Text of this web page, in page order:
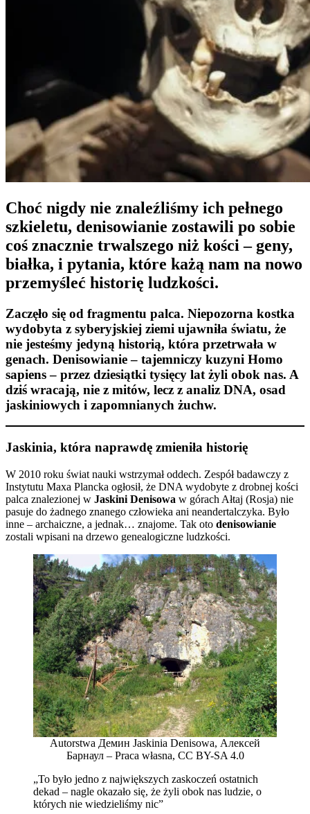
Choć nigdy nie znaleźliśmy ich pełnego
szkieletu, denisowianie zostawili po sobie
coś znacznie trwalszego niż kości – geny,
białka, i pytania, które każą nam na nowo
przemyśleć historię ludzkości.
Zaczęło się od fragmentu palca. Niepozorna kostka
wydobyta z syberyjskiej ziemi ujawniła światu, że
nie jesteśmy jedyną historią, która przetrwała w
genach. Denisowianie – tajemniczy kuzyni Homo
sapiens – przez dziesiątki tysięcy lat żyli obok nas. A
dziś wracają, nie z mitów, lecz z analiz DNA, osad
jaskiniowych i zapomnianych żuchw.
Jaskinia, która naprawdę zmieniła historię
W 2010 roku świat nauki wstrzymał oddech. Zespół badawczy z
Instytutu Maxa Plancka ogłosił, że DNA wydobyte z drobnej kości
palca znalezionej w Jaskini Denisowa w górach Ałtaj (Rosja) nie
pasuje do żadnego znanego człowieka ani neandertalczyka. Było
inne – archaiczne, a jednak… znajome. Tak oto denisowianie
zostali wpisani na drzewo genealogiczne ludzkości.
Autorstwa Демин Jaskinia Denisowa, Алексей
Барнаул – Praca własna, CC BY-SA 4.0
„To było jedno z największych zaskoczeń ostatnich
dekad – nagle okazało się, że żyli obok nas ludzie, o
których nie wiedzieliśmy nic”